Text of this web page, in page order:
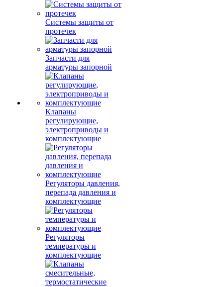
Системы защиты от
протечек
Запчасти для
арматуры запорной
Клапаны
регулирующие,
электроприводы и
комплектующие
Регуляторы давления,
перепада давления и
комплектующие
Регуляторы
температуры и
комплектующие